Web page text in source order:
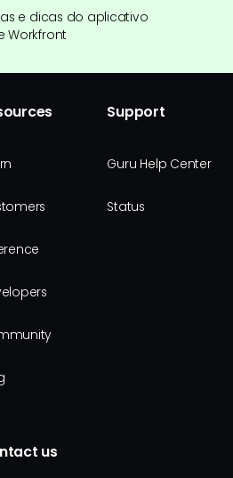
e dicas do aplicativo
Workfront
Support
Guru Help Center
Status
us